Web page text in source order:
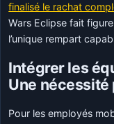
finalisé le rachat
Wars Eclipse fait
l’unique rempart
Intégrer les
Une
Pour les employés